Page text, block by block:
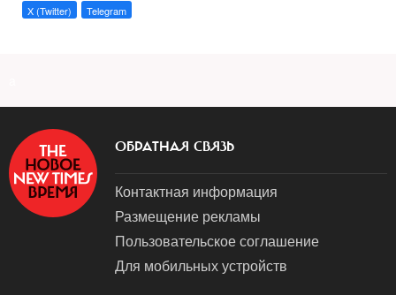
X (Twitter) Telegram
ОБРАТНАЯ СВЯЗЬ
Контактная информация
Размещение рекламы
Пользовательское соглашение
Для мобильных устройств